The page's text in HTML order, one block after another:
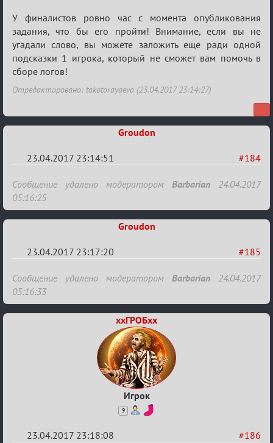
Re:
Hot
F
Boyard
У финалистов ровно час с момента опубликования
задания, что бы его пройти! Внимание, если вы не
угадали слово, вы можете заложить еще ради одной
подсказки 1 игрока, который не сможет вам помочь в
сборе логов!
Отредактировано: takotorayaeva (23.04.2017 23:14:27)
Groudon
#184
23.04.2017 23:14:51
Re:
Hot
F
Сообщение удалено модератором Barbarian 24.04.2017
05:16:25
Groudon
#185
23.04.2017 23:17:20
Re:
Hot
F
Сообщение удалено модератором Barbarian 24.04.2017
05:16:33
ххГРОБхх
Игрок
9
#186
23.04.2017 23:18:08